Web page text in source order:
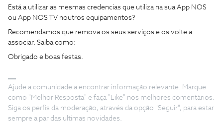
Está a utilizar as mesmas credencias que utiliza na sua App NOS
ou App NOS TV noutros equipamentos?
Recomendamos que remova os seus serviços e os volte a
associar. Saiba como:
Obrigado e boas festas.
Ajude a comunidade a encontrar informação relevante. Marque
como "Melhor Resposta" e faça "Like" nos melhores comentários.
Siga os perfis da moderação, através da opção "Seguir", para estar
sempre a par das ultimas novidades.